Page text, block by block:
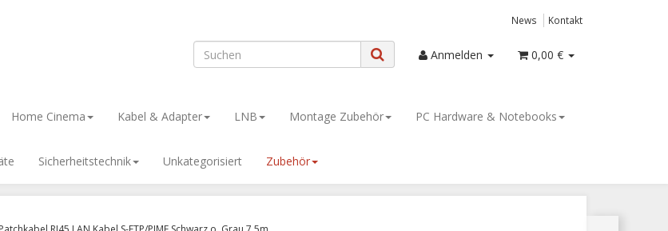
News Kontakt
Anmelden 0,00 €
Home Cinema Kabel & Adapter LNB Montage Zubehör PC Hardware & Notebooks
Sicherheitstechnik Unkategorisiert Zubehör